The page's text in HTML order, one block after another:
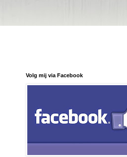
Volg mij via Facebook